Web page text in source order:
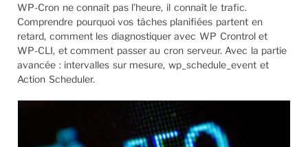
WP-Cron ne connaît pas l’heure, il connaît le trafic.
Comprendre pourquoi vos tâches planifiées partent en
retard, comment les diagnostiquer avec WP Crontrol et
WP-CLI, et comment passer au cron serveur. Avec la partie
avancée : intervalles sur mesure, wp_schedule_event et
Action Scheduler.